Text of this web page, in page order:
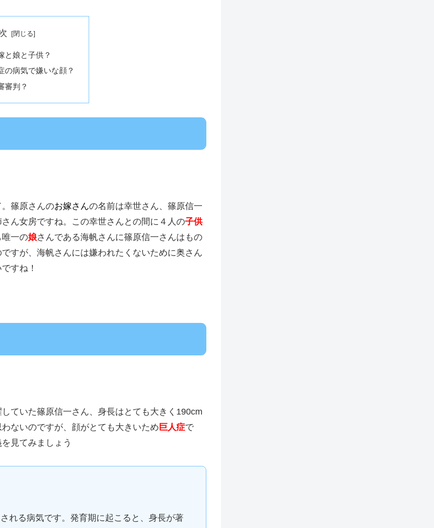
と娘と子供？
の病気で嫌いな顔？
審判？
篠原さんのお嫁さんの名前は幸世さん、篠原信一
ん女房ですね。この幸世さんとの間に４人の子供
一の娘さんである海帆さんに篠原信一さんはもの
すが、海帆さんには嫌われたくないために奥さん
すね！
ていた篠原信一さん、身長はとても大きく190cm
ないのですが、顔がとても大きいため 巨人症で
見てみましょう
れる病気です。発育期に起こると、身長が著